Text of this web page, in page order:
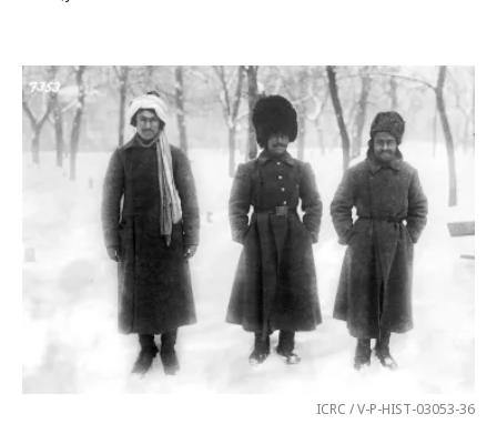
ICRC / V-P-HIST-03053-36